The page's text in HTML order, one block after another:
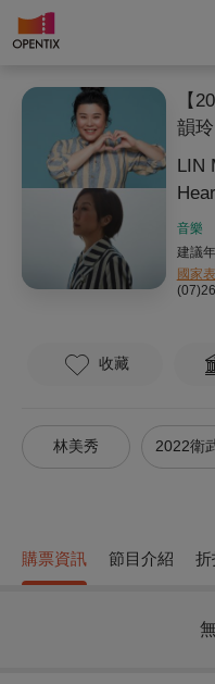
【
韻
LIN
音樂
建議
國家
收藏
林美秀 2022衛
購票資訊 節目介紹 折